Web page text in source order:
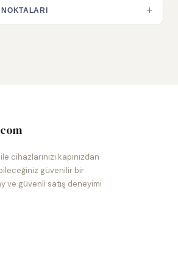
+
cihazlarınızı kapınızdan
güvenilir bir
ve güvenli satış deneyimi